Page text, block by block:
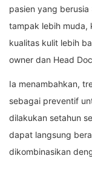
pasien yang
tampak lebih muda,
kualitas kulit lebih
owner dan Head
Ia menambahkan,
sebagai preventif
dilakukan setahun
dapat langsung
dikombinasikan